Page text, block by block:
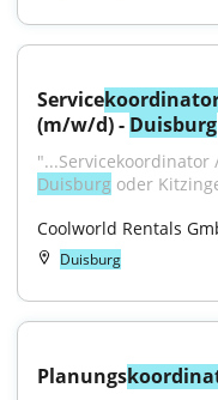
Service
(m/w/d) - Duisburg
Duisburg oder
Coolworld Rentals
Duisburg
Planungs